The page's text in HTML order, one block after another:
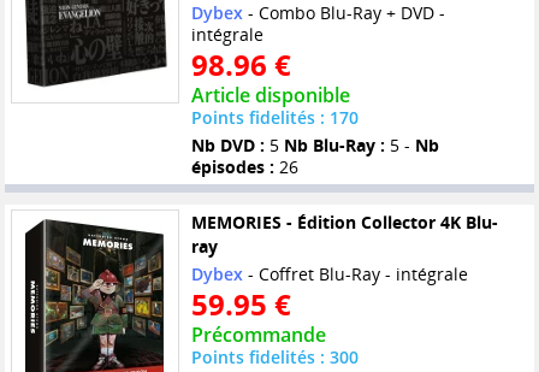
Dybex- Combo Blu-Ray + DVD -
intégrale
98.96 €
Article disponible
Points fidelités : 170
Nb DVD : 5 Nb Blu-Ray : 5 - Nb
épisodes : 26
MEMORIES - Édition Collector 4K Blu-
ray
Dybex- Coffret Blu-Ray - intégrale
59.95 €
Précommande
Points fidelités : 300